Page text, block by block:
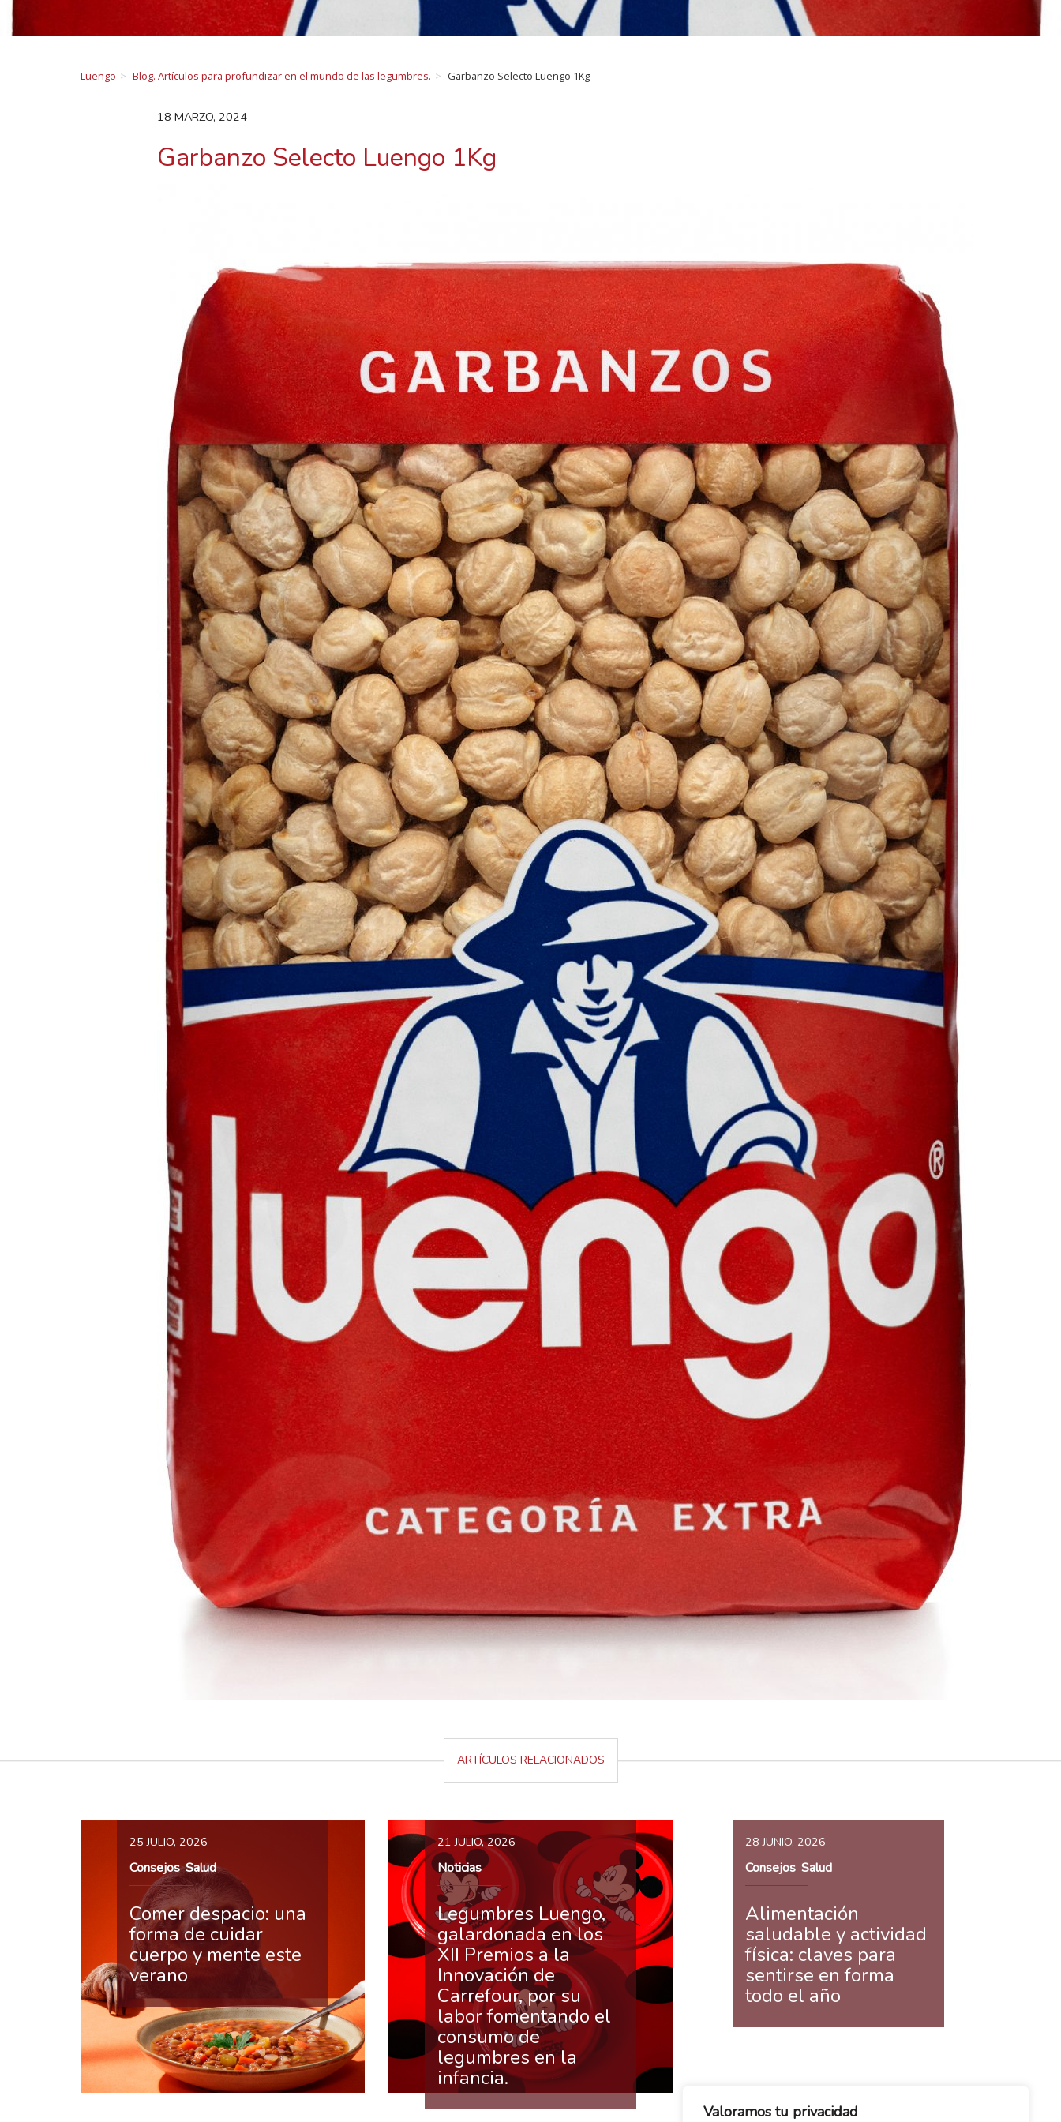
Valoramos tu privacidad
Luengo Blog. Artículos para profundizar en el mundo de las legumbres. Garbanzo Selecto Luengo 1Kg
18 MARZO, 2024
Garbanzo Selecto Luengo 1Kg
ARTÍCULOS RELACIONADOS
25 JULIO, 2026
Consejos,Salud
Comer despacio: una
forma de cuidar
cuerpo y mente este
verano
21 JULIO, 2026
Noticias
Legumbres Luengo,
galardonada en los
XII Premios a la
Innovación de
Carrefour, por su
labor fomentando el
consumo de
legumbres en la
infancia.
28 JUNIO, 2026
Consejos, Salud
Alimentación
saludable y actividad
física: claves para
sentirse en forma
todo el año